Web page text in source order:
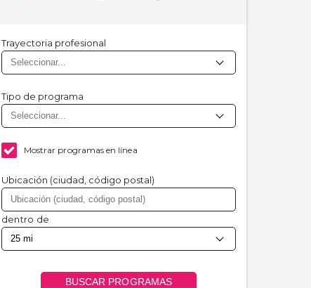
Trayectoria profesional
Tipo de programa
Mostrar programas en línea
Ubicación (ciudad, código postal)
dentro de
BUSCAR PROGRAMAS